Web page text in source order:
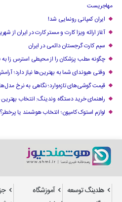
مهاجریست
ایران کمپانی رونمایی شد!
آغاز ارائه ویزا کارت و مستر کارت در ایران از شهریور
سیم کارت گرجستان دائمی در ایران
چگونه مطب پزشکان را از محیطی استرس زا
وقتی هیوندای شما به بهترین‌ها نیاز دارد؛
قیمت گوشی‌های تازه‌وارد؛ نگاهی به نرخ
راهنمای خرید دستگاه وندینگ: انتخاب
لوازم استوک کامیون؛ انتخاب هوشمند یا پرخطر؟
هلدینگ توسعه
آموزشگاه